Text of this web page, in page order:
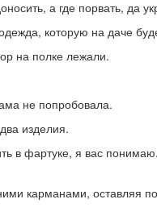
а где порвать, да
которую на даче
на полке лежали.
не попробовала.
изделия.
в фартуке, я вас
карманами, оставляя